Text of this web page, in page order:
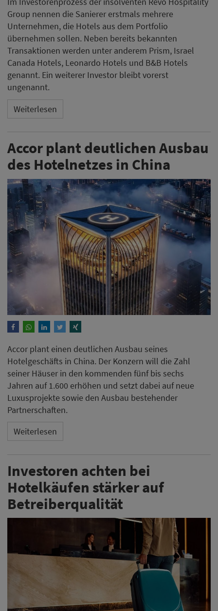
Group nennen die Sanierer erstmals mehrere
Unternehmen, die Hotels aus dem Portfolio
übernehmen sollen. Neben bereits bekannten
Transaktionen werden unter anderem Prism, Israel
Canada Hotels, Leonardo Hotels und B&B Hotels
genannt. Ein weiterer Investor bleibt vorerst
ungenannt.
Weiterlesen
Accor plant deutlichen Ausbau
des Hotelnetzes in China
Accor plant einen deutlichen Ausbau seines
Hotelgeschäfts in China. Der Konzern will die Zahl
seiner Häuser in den kommenden fünf bis sechs
Jahren auf 1.600 erhöhen und setzt dabei auf neue
Luxusprojekte sowie den Ausbau bestehender
Partnerschaften.
Weiterlesen
Investoren achten bei
Hotelkäufen stärker auf
Betreiberqualität